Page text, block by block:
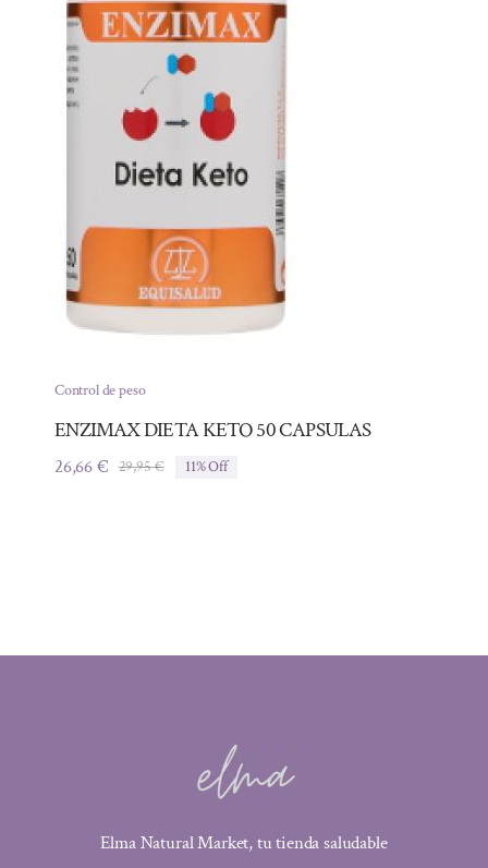
Control de peso
ENZIMAX DIETA KETO 50 CAPSULAS
29,95€El
26,66€
El
11% Off
Elma Natural Market, tu tienda saludable